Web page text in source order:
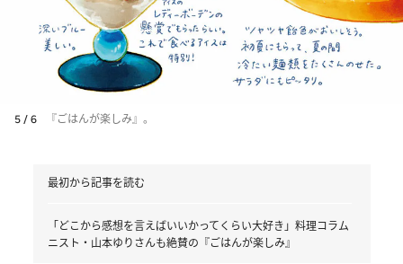
5 / 6 『ごはんが楽しみ』。
最初から記事を読む
「どこから感想を言えばいいかってくらい大好き」料理コラム
ニスト・山本ゆりさんも絶賛の『ごはんが楽しみ』